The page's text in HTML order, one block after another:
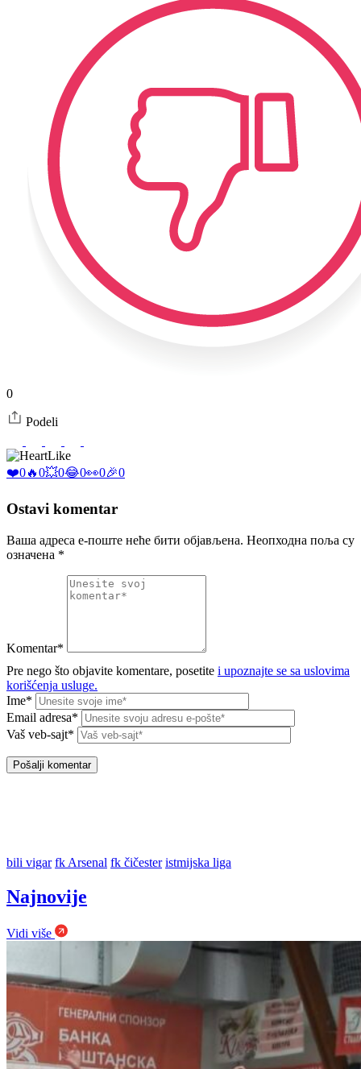
0
Podeli
Like
❤️0🔥0💥0😂0👀0🎉0
Ostavi komentar
Ваша адреса е-поште неће бити објављена. Неопходна поља су
означена *
Komentar*
Pre nego što objavite komentare, posetite i upoznajte se sa uslovima
korišćenja usluge.
Ime*
Email adresa*
Vaš veb-sajt*
bili vigar fk Arsenal fk čičester istmijska liga
Najnovije
Vidi više